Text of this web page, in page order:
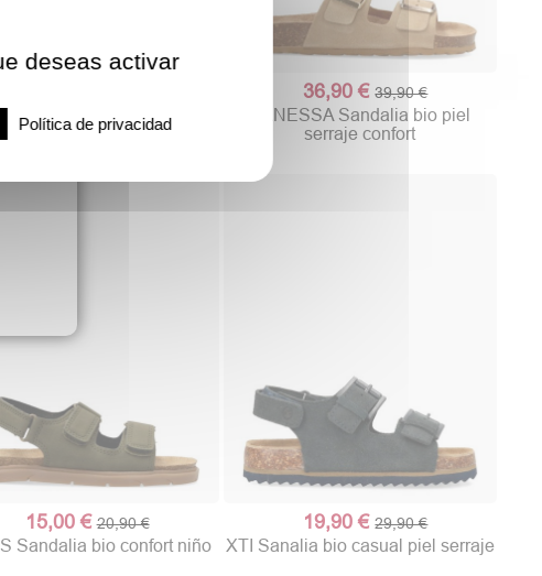
Sandalia hebillas bio
piel confort
36,90 € 39,90 €
VANESSA Sandalia bio piel
serraje confort
15,00 € 20,90 €
Sandalia bio confort niño
19,90 € 29,90 €
XTI Sanalia bio casual piel serraje
deseas activar
Política de privacidad